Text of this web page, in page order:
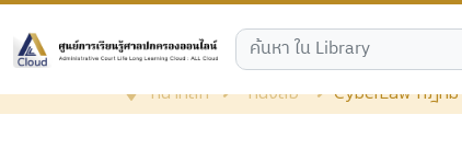
หน้าหลัก
หนังสือ CyberLaw กฎหม